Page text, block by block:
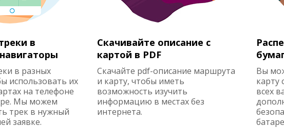
в
в разных
использовать их
на телефоне
Мы можем
трек в нужный
заявке.
Скачивайте описание с
картой в PDF
Скачайте pdf-описание маршрута
и карту, чтобы иметь
возможность изучить
информацию в местах без
интернета.
Вы
карту
всех